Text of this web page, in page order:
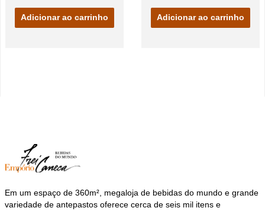
Adicionar ao carrinho Adicionar ao carrinho
Em um espaço de 360m², megaloja de bebidas do mundo e grande
variedade de antepastos oferece cerca de seis mil itens e